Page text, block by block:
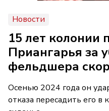
Новости
15 лет колонии
Приангарья за
фельдшера
Осенью 2024 года он
отказа пересадить его в